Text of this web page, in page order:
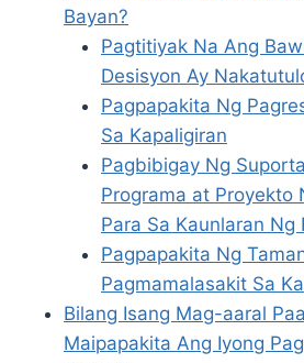
Bayan?
Pagtitiyak Na Ang
Desisyon Ay
Pagpapakita Ng
Sa Kapaligiran
Pagbibigay Ng
Programa at Proyekto
Para Sa Kaunlaran Ng
Pagpapakita Ng
Pagmamalasakit Sa
Bilang Isang Mag-aaral
Maipapakita Ang Iyong